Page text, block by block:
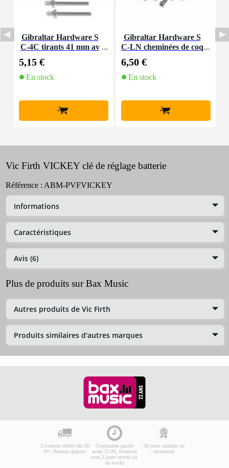
Gibraltar Hardware S
C-4C tirants 41 mm av
5,15 €
En stock
+
Gibraltar Hardware S
C-LN cheminées de coq
6,50 €
En stock
+
Vic Firth VICKEY clé de réglage batterie
Référence : ABM-PVFVICKEY
Informations
Caractéristiques
Avis (6)
Plus de produits sur Bax Music
Autres produits de Vic Firth
Produits similaires d'autres marques
Livraison offerte dès 99
€* / Retours gratuits
Commande passée
avant 23:00, livraison
sous 2 jours ouvrés (si
en stock)
30 jours satisfait ou
remboursé